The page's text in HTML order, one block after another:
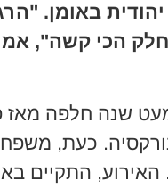
באומן.
הכי קשה",
שנה חלפה מאז
כעת,